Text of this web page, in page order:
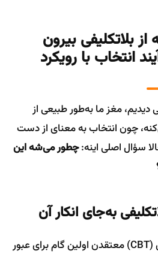
بلاتکلیفی بیرون
انتخاب با رویکرد
مغز ما به‌طور طبیعی از
چون انتخاب به معنای از دست
سؤال اصلی اینه:چطور می‌شه این
به‌جای انکار آن
درمان‌گران شناختی-رفتاری (CBT) معتقدن اولین گام برای عبور